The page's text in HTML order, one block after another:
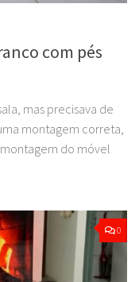
com pés
mas precisava de
montagem correta,
do móvel
0